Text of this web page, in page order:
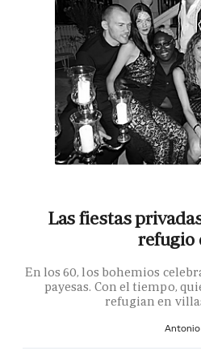
Las fiestas
refugio
En los 60, los bohemios
payesas. Con el tiempo,
refugian en